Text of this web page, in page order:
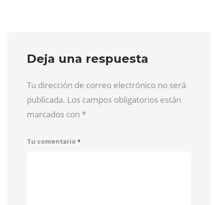
Deja una respuesta
Tu dirección de correo electrónico no será
publicada. Los campos obligatorios están
marcados con *
Tu comentario *